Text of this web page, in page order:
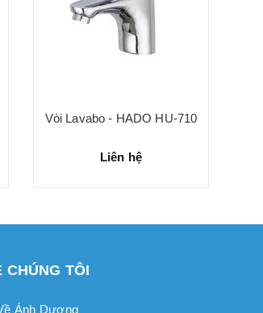
Vòi Lavabo - HADO HU-710
Liên hệ
CHÚNG TÔI
Ánh Dương